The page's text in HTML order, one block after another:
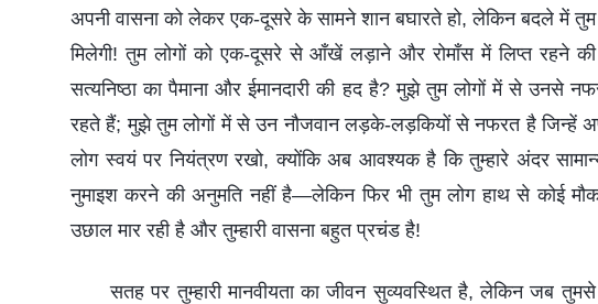
अपनी वासना को लेकर एक-दूसरे के सामने शान बघारते हो, लेकिन बदले में तुम
मिलेगी! तुम लोगों को एक-दूसरे से आँखें लड़ाने और रोमाँस में लिप्त रहने
सत्यनिष्ठा का पैमाना और ईमानदारी की हद है? मुझे तुम लोगों में से उनसे
रहते हैं; मुझे तुम लोगों में से उन नौजवान लड़के-लड़कियों से नफरत है जिन्हें
लोग स्वयं पर नियंत्रण रखो, क्योंकि अब आवश्यक है कि तुम्हारे अंदर
नुमाइश करने की अनुमति नहीं है—लेकिन फिर भी तुम लोग हाथ से कोई
उछाल मार रही है और तुम्हारी वासना बहुत प्रचंड है!
सतह पर तुम्हारी मानवीयता का जीवन सुव्यवस्थित है, लेकिन जब तुमसे